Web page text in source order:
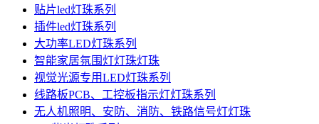
贴片led灯珠系列
插件led灯珠系列
大功率LED灯珠系列
智能家居氛围灯灯珠灯珠
视觉光源专用LED灯珠系列
线路板PCB、工控板指示灯灯珠系列
无人机照明、安防、消防、铁路信号灯灯珠